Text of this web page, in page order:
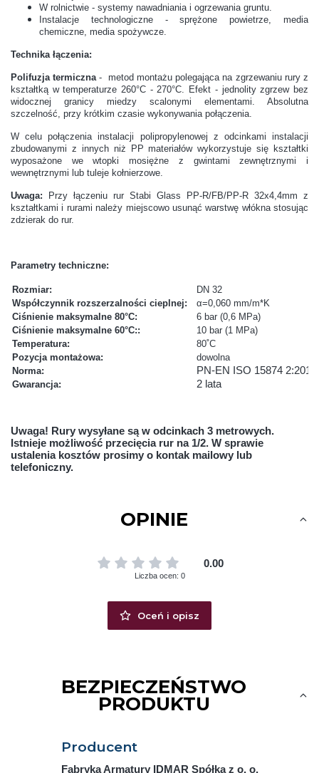
W rolnictwie - systemy nawadniania i ogrzewania gruntu.
Instalacje technologiczne - sprężone powietrze, media
chemiczne, media spożywcze.
Technika łączenia:
Polifuzja termiczna- metod montażu polegająca na zgrzewaniu rury z
kształtką w temperaturze 260°C - 270°C. Efekt - jednolity zgrzew bez
widocznej granicy miedzy scalonymi elementami. Absolutna
szczelność, przy krótkim czasie wykonywania połączenia.
W celu połączenia instalacji polipropylenowej z odcinkami instalacji
zbudowanymi z innych niż PP materiałów wykorzystuje się kształtki
wyposażone we wtopki mosiężne z gwintami zewnętrznymi i
wewnętrznymi lub tuleje kołnierzowe.
Uwaga:
Przy łączeniu rur Stabi Glass PP-R/FB/PP-R 32x4,4mm z
kształtkami i rurami należy miejscowo usunąć warstwę włókna stosując
zdzierak do rur.
Parametry techniczne:
Rozmiar:
DN 32
Współczynnik rozszerzalności cieplnej:
α=0,060 mm/m*K
Ciśnienie maksymalne 80°C:
6 bar (0,6 MPa)
Ciśnienie maksymalne 60°C::
10 bar (1 MPa)
Temperatura:
80˚C
Pozycja montażowa:
dowolna
Norma:
PN-EN ISO 15874
Gwarancja: 2 lata
Uwaga! Rury wysyłane są w odcinkach 3 metrowych.
Istnieje możliwość przecięcia rur na 1/2. W sprawie
ustalenia kosztów prosimy o kontak mailowy lub
telefoniczny.
OPINIE
0.00
Liczba ocen: 0
Oceń i opisz
BEZPIECZEŃSTWO
PRODUKTU
Producent
Fabryka Armatury IDMAR Spółka z o. o.